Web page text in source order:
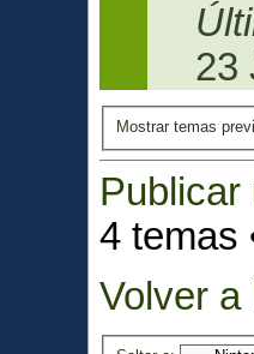
23
Mostrar temas
Publicar
4 temas
Volver a